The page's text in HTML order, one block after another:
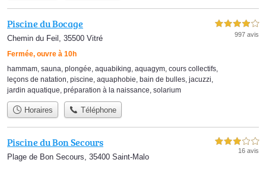
Piscine du Bocage
Chemin du Feil, 35500 Vitré
Fermée, ouvre à 10h
4,0 étoiles sur 5
997 avis
hammam sauna plongée aquabiking aquagym cours collectifs
leçons de natation piscine aquaphobie bain de bulles jacuzzi
jardin aquatique préparation à la naissance solarium
Horaires Téléphone
Piscine du Bon Secours
Plage de Bon Secours, 35400 Saint-Malo
3,0 étoiles sur 5
16 avis